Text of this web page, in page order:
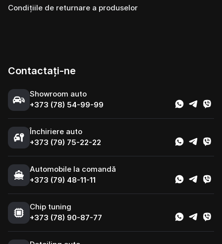
Condițiile de returnare a produselor
Contactați-ne
Showroom auto
+373 (78) 54-99-99
Închiriere auto
+373 (79) 75-22-22
Automobile la comandă
+373 (79) 48-11-11
Chip tuning
+373 (78) 90-87-77